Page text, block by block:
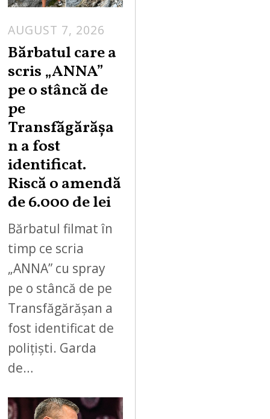
AUGUST 7, 2026
Bărbatul care a
scris „ANNA”
pe o stâncă de
pe
Transfăgărășa
n a fost
identificat.
Riscă o amendă
de 6.000 de lei
Bărbatul filmat în
timp ce scria
„ANNA” cu spray
pe o stâncă de pe
Transfăgărășan a
fost identificat de
polițiști. Garda
de…